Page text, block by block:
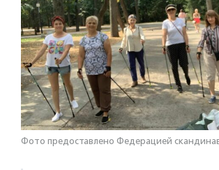
Фото предоставлено Федерацией